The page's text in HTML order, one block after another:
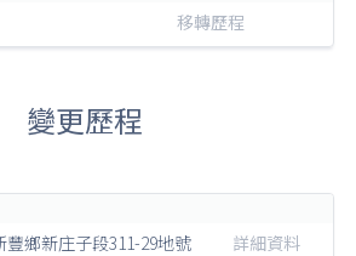
移轉歷程
變更歷程
豐鄉新庄子段311-29地號 詳細資料